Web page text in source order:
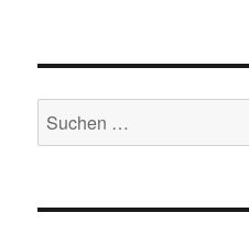
Suchen
nach: